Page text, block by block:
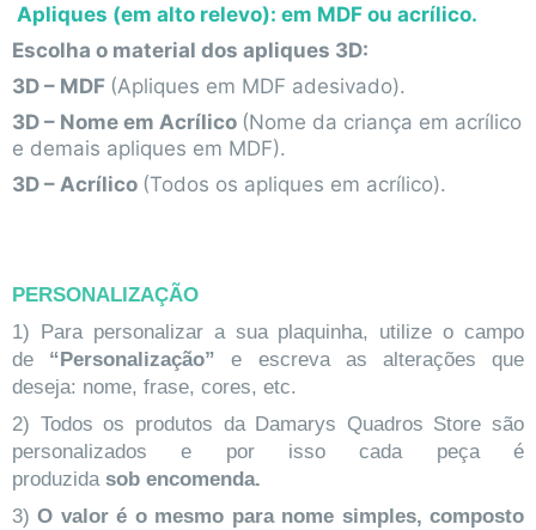
Apliques (em alto relevo): em MDF ou acrílico.
Escolha o material dos apliques 3D:
3D – MDF (Apliques em MDF adesivado).
3D – Nome em Acrílico (Nome da criança em acrílico
e demais apliques em MDF).
3D – Acrílico (Todos os apliques em acrílico).
PERSONALIZAÇÃO
1) Para personalizar a sua plaquinha, utilize o campo
de “Personalização” e escreva as alterações que
deseja: nome, frase, cores, etc.
2) Todos os produtos da Damarys Quadros Store são
personalizados e por isso cada peça é
produzida sob encomenda.
3)O valor é o mesmo para nome simples, composto